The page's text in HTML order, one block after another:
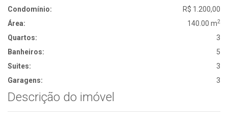
Condomínio:
R$ 1.200,00
Área:
140.00 m2
Quartos:
3
Banheiros:
5
Suites:
3
Garagens:
3
Descrição do imóvel